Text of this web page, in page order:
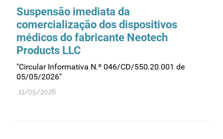
Suspensão imediata da
comercialização dos dispositivos
médicos do fabricante Neotech
Products LLC
"Circular Informativa N.º 046/CD/550.20.001 de
05/05/2026"
11/05/2026